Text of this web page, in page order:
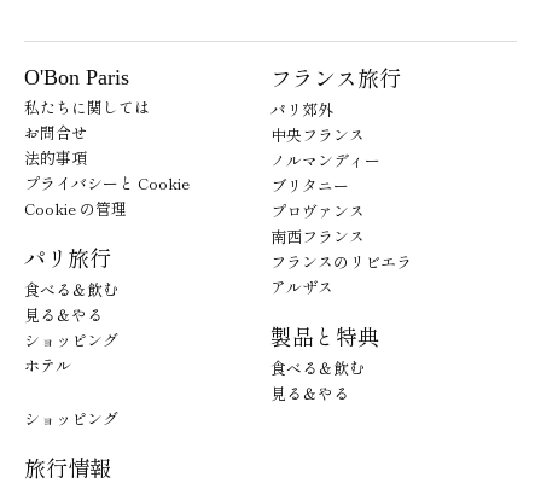
O'Bon Paris
私たちに関しては
お問合せ
法的事項
プライバシーと Cookie
Cookie の管理
パリ旅行
食べる＆飲む
見る＆やる
ショッピング
ホテル
フランス旅行
パリ郊外
中央フランス
ノルマンディー
ブリタニー
プロヴァンス
南西フランス
フランスのリビエラ
アルザス
製品と特典
食べる＆飲む
見る＆やる
ショッピング
旅行情報